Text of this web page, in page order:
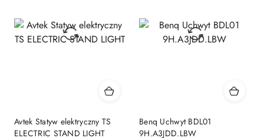
Avtek Statyw elektryczny TS
ELECTRIC STAND LIGHT
Benq Uchwyt BDL01
9H.A3JDD.LBW